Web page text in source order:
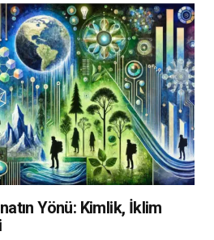
Yönü: Kimlik, İklim